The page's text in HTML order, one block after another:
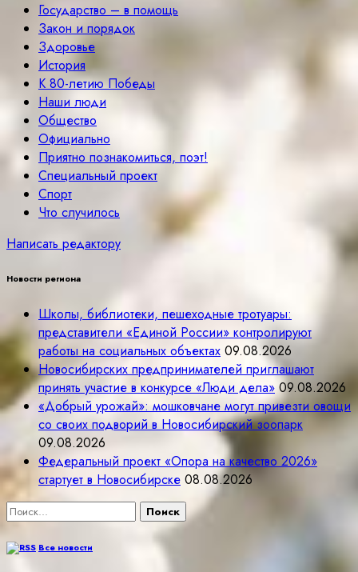
Государство – в помощь
Закон и порядок
Здоровье
История
К 80-летию Победы
Наши люди
Общество
Официально
Приятно познакомиться, поэт!
Специальный проект
Спорт
Что случилось
Написать редактору
Новости региона
Школы, библиотеки, пешеходные тротуары:
представители «Единой России» контролируют
работы на социальных объектах 09.08.2026
Новосибирских предпринимателей приглашают
принять участие в конкурсе «Люди дела» 09.08.2026
«Добрый урожай»: мошковчане могут привезти овощи
со своих подворий в Новосибирский зоопарк
09.08.2026
Федеральный проект «Опора на качество 2026»
стартует в Новосибирске 08.08.2026
Найти:
Все новости